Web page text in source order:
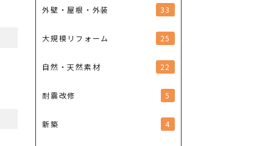
外壁・屋根・外装 33
大規模リフォーム 25
自然・天然素材 22
耐震改修 5
新築 4